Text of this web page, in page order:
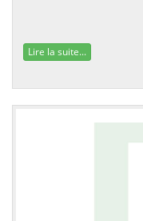
Lire la suite...